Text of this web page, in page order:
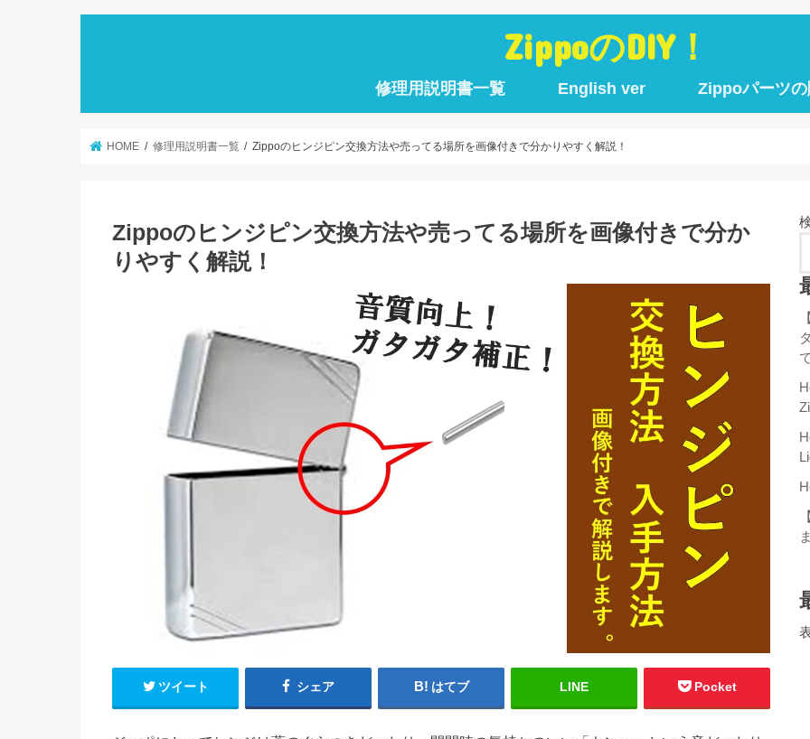
ZippoのDIY！
修理用説明書一覧 English ver Zippoパーツの
HOME 修理用説明書一覧 Zippoのヒンジピン交換方法や売ってる場所を画像付きで分かりやすく解説！
Zippoのヒンジピン交換方法や売ってる場所を画像付きで分か
りやすく解説！
ツイート シェア はてブ LINE Pocket